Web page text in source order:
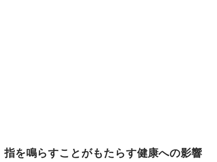
指を鳴らすことがもたらす健康への影響